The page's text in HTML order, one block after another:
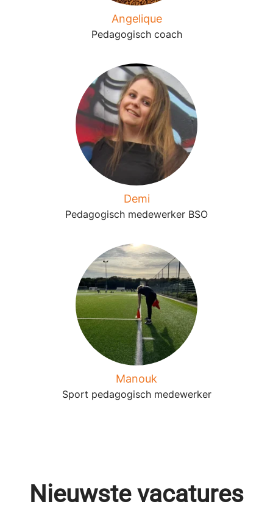
Angelique
Pedagogisch coach
Demi
Pedagogisch medewerker BSO
Manouk
Sport pedagogisch medewerker
Nieuwste vacatures